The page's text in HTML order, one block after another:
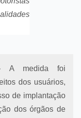
A medida foi
dos usuários,
de implantação
dos órgãos de